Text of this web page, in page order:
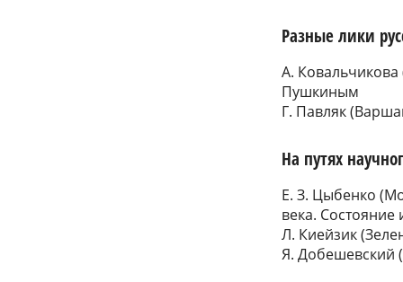
Разные лики
А.
Пушкиным
Г. Павляк
На путях
Е. З. Цыбенко
века. Состояние
Л. Киейзик
Я. Добешевский